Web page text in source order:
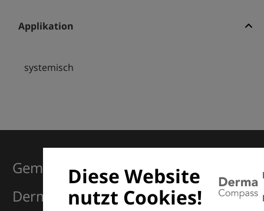
Applikation
systemisch
Diese Website
nutzt Cookies!
Gemeinsam für Exzellenz in der
Dermatologie